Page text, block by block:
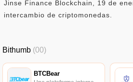
Jinse Finance Blockchain, 19 de
intercambio de criptomonedas.
Bithumb (00)
BTCBear